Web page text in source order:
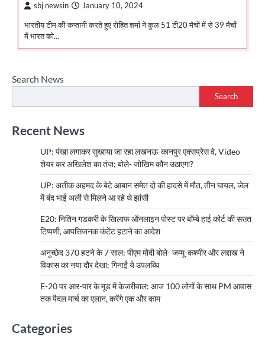
sbj newsin January 10, 2024
भारतीय टीम की कप्तानी करते हुए रोहित शर्मा ने कुल 51 टी20 मैचों में से 39 मैचों
में भारत को…
Search News
Search
Recent News
UP: पंखा लगाकर सुखाया जा रहा लखनऊ-कानपुर एक्सप्रेस वे, Video
शेयर कर अखिलेश का तंज; बोले- जोखिम कौन उठाएगा?
UP: अतीक अहमद के बेटे आबान समेत दो की हादसे में मौत, तीन घायल, जेल
में बंद भाई अली से मिलने आ रहे थे झांसी
E20: नितिन गडकरी के खिलाफ ऑनलाइन पोस्ट पर बॉम्बे हाई कोर्ट की सख्त
टिप्पणी, आपत्तिजनक कंटेंट हटाने का आदेश
अनुच्छेद 370 हटने के 7 साल: पीएम मोदी बोले- जम्मू-कश्मीर और लद्दाख ने
विकास का नया दौर देखा; गिनाईं ये उपलब्धि
E-20 पर आर-पार के मूड में केजरीवाल: आज 100 लोगों के साथ PM आवास
तक पैदल मार्च का एलान, करेंगे एक और काम
Categories